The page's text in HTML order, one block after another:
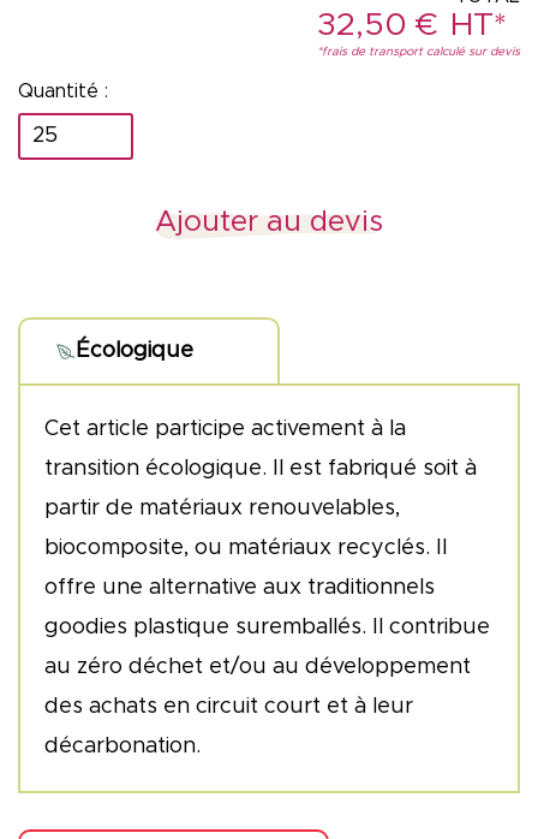
32,50€
quantité
(Format
Ajouter au devis
Écologique
Cet article participe activement à la
transition écologique. Il est fabriqué soit à
partir de matériaux renouvelables,
biocomposite, ou matériaux recyclés. Il
offre une alternative aux traditionnels
goodies plastique suremballés. Il contribue
au zéro déchet et/ou au développement
des achats en circuit court et à leur
décarbonation.